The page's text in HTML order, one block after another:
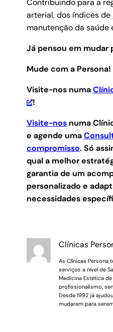
Contribuindo para a
arterial, dos índices de
manutenção da saúde
Já pensou em mudar
Mude com a Persona!
Visite-nos numa
!
Visite-nosnuma
e agende uma
compromisso. Só
qual a melhor
garantia de um
personalizado e
necessidades
Clínicas
As Clínicas Persona
serviços a nível de
Medicina Estética
profissionalismo,
Desde 1992 já
mudarem para